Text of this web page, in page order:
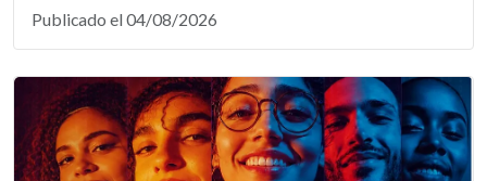
Publicado el 04/08/2026